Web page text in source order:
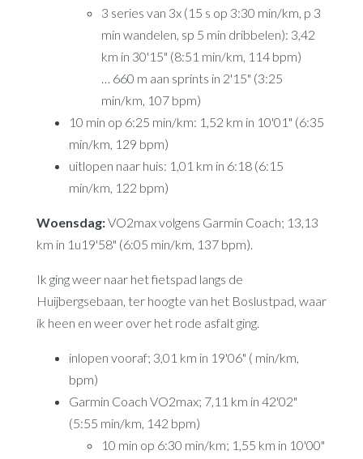
3 series van 3x (15 s op 3:30 min/km, p 3
min wandelen, sp 5 min dribbelen): 3,42
km in 30'15" (8:51 min/km, 114 bpm)
… 660 m aan sprints in 2'15" (3:25
min/km, 107 bpm)
10 min op 6:25 min/km: 1,52 km in 10'01" (6:35
min/km, 129 bpm)
uitlopen naar huis: 1,01 km in 6:18 (6:15
min/km, 122 bpm)
Woensdag:VO2max volgens Garmin Coach; 13,13
km in 1u19'58" (6:05 min/km, 137 bpm).
Ik ging weer naar het fietspad langs de
Huijbergsebaan, ter hoogte van het Boslustpad, waar
ik heen en weer over het rode asfalt ging.
inlopen vooraf; 3,01 km in 19'06" ( min/km,
bpm)
Garmin Coach VO2max; 7,11 km in 42'02"
(5:55 min/km, 142 bpm)
10 min op 6:30 min/km; 1,55 km in 10'00"